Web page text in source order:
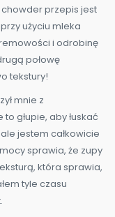
przepis jest
użyciu mleka
i odrobinę
połowę
tekstury!
mnie z
głupie, aby łuskać
jestem całkowicie
sprawia, że zupy
która sprawia,
tyle czasu